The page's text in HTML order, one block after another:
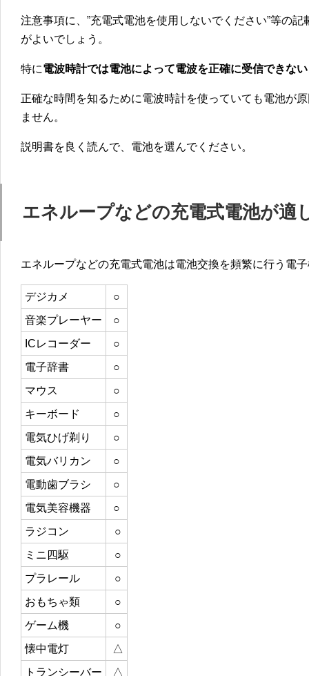
注意事項に、 ”充電式電池を使用しないでください”等の記
がよいでしょう。
特に電波時計では電池によって電波を正確に受信できない
正確な時間を知るために電波時計を使っていても電池が
ません。
説明書を良く読んで、電池を選んでください。
エネループなどの充電式電池が適
エネループなどの充電式電池は電池交換を頻繁に行う電
デジカメ
○
音楽プレーヤー
○
ICレコーダー
○
電子辞書
○
マウス
○
キーボード
○
電気ひげ剃り
○
電気バリカン
○
電動歯ブラシ
○
電気美容機器
○
ラジコン
○
ミニ四駆
○
プラレール
○
おもちゃ類
○
ゲーム機
○
懐中電灯
△
トランシーバー
△